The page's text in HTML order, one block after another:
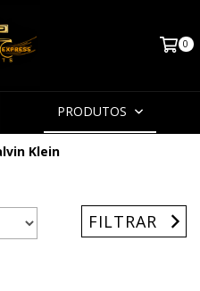
0
PRODUTOS
Klein
FILTRAR